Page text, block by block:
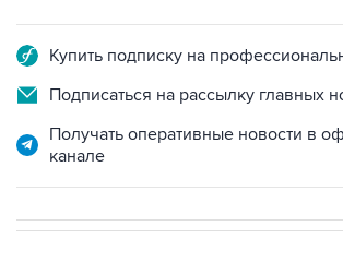
Купить подписку на
Подписаться на рассылку главных
Получать оперативные новости в
канале